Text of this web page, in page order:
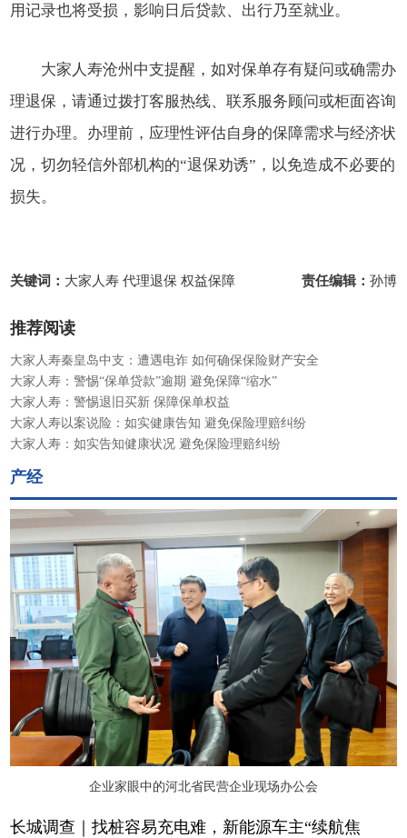
用记录也将受损，影响日后贷款、出行乃至就业。
大家人寿沧州中支提醒，如对保单存有疑问或确需办
理退保，请通过拨打客服热线、联系服务顾问或柜面咨询
进行办理。办理前，应理性评估自身的保障需求与经济状
况，切勿轻信外部机构的“退保劝诱”，以免造成不必要的
损失。
关键词： 大家人寿 代理退保 权益保障 责任编辑： 孙博
推荐阅读
大家人寿秦皇岛中支：遭遇电诈 如何确保保险财产安全
大家人寿：警惕“保单贷款”逾期 避免保障“缩水”
大家人寿：警惕退旧买新 保障保单权益
大家人寿以案说险：如实健康告知 避免保险理赔纠纷
大家人寿：如实告知健康状况 避免保险理赔纠纷
产经
企业家眼中的河北省民营企业现场办公会
长城调查｜找桩容易充电难，新能源车主“续航焦